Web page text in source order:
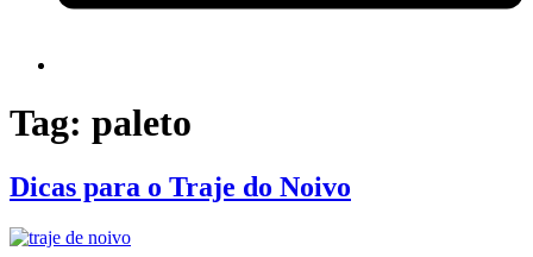
Tag: paleto
Dicas para o Traje do Noivo